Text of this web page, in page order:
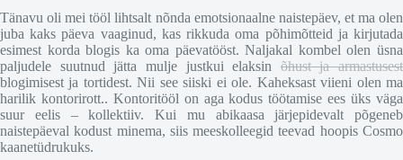
Tänavu oli mei tööl lihtsalt nõnda emotsionaalne naistepäev, et ma olen
juba kaks päeva vaaginud, kas rikkuda oma põhimõtteid ja kirjutada
esimest korda blogis ka oma päevatööst. Naljakal kombel olen üsna
paljudele suutnud jätta mulje justkui elaksin õhust ja armastusest
blogimisest ja tortidest. Nii see siiski ei ole. Kaheksast viieni olen ma
harilik kontorirott.. Kontoritööl on aga kodus töötamise ees üks väga
suur eelis – kollektiiv. Kui mu abikaasa järjepidevalt põgeneb
naistepäeval kodust minema, siis meeskolleegid teevad hoopis Cosmo
kaanetüdrukuks.